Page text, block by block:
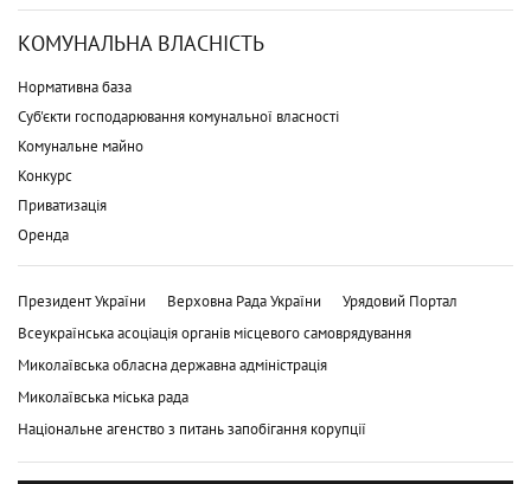
КОМУНАЛЬНА ВЛАСНІСТЬ
Нормативна база
Суб'єкти господарювання комунальної власності
Комунальне майно
Конкурс
Приватизація
Оренда
Президент України Верховна Рада України
Урядовий Портал
Всеукраїнська асоціація органів місцевого самоврядування
Миколаївська обласна державна адміністрація
Миколаївська міська рада
Національне агенство з питань запобігання корупції